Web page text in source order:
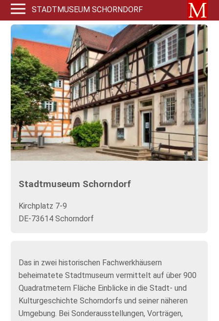
STADTMUSEUM SCHORNDORF
Stadtmuseum Schorndorf
Kirchplatz 7-9
DE-73614 Schorndorf
Das in zwei historischen Fachwerkhäusern
beheimatete Stadtmuseum vermittelt auf über 900
Quadratmetern Fläche Einblicke in die Stadt- und
Kulturgeschichte Schorndorfs und seiner näheren
Umgebung. Bei Sonderausstellungen, Vorträgen,